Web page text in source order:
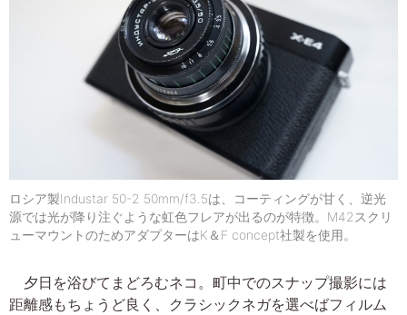
ロシア製Industar 50-2 50mm/f3.5は、コーティングが甘く、逆光
源では光が降り注ぐような虹色フレアが出るのが特徴。M42スクリ
ューマウントのためアダプターはK＆F concept社製を使用。
夕日を浴びてまどろむネコ。町中でのスナップ撮影には
距離感もちょうど良く、クラシックネガを選べばフィルム